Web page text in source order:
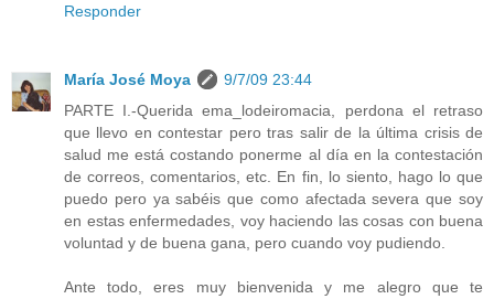
Responder
María José Moya
9/7/09 23:44
PARTE I.-Querida ema_lodeiromacia, perdona el retraso
que llevo en contestar pero tras salir de la última crisis de
salud me está costando ponerme al día en la contestación
de correos, comentarios, etc. En fin, lo siento, hago lo que
puedo pero ya sabéis que como afectada severa que soy
en estas enfermedades, voy haciendo las cosas con buena
voluntad y de buena gana, pero cuando voy pudiendo.
Ante todo, eres muy bienvenida y me alegro que te